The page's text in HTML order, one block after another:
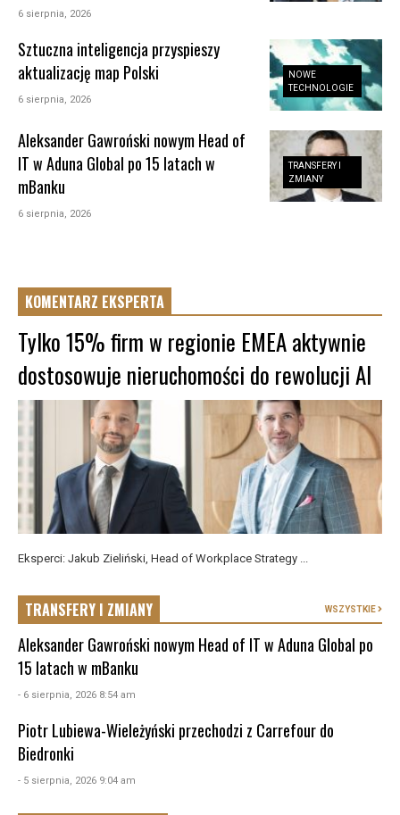
6 sierpnia, 2026
NOWE
TECHNOLOGIE
Sztuczna inteligencja przyspieszy
aktualizację map Polski
6 sierpnia, 2026
TRANSFERY I
ZMIANY
Aleksander Gawroński nowym Head of
IT w Aduna Global po 15 latach w
mBanku
6 sierpnia, 2026
KOMENTARZ EKSPERTA
Tylko 15% firm w regionie EMEA aktywnie
dostosowuje nieruchomości do rewolucji AI
Eksperci: Jakub Zieliński, Head of Workplace Strategy ...
TRANSFERY I ZMIANY WSZYSTKIE
Aleksander Gawroński nowym Head of IT w Aduna Global po
15 latach w mBanku
- 6 sierpnia, 2026 8:54 am
Piotr Lubiewa-Wieleżyński przechodzi z Carrefour do
Biedronki
- 5 sierpnia, 2026 9:04 am